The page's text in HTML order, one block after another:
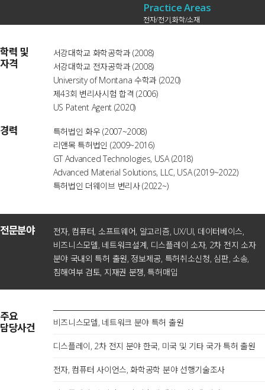
Practice Areas
전자/전기,화학/소재
학력 및
자격
서강대학교 화학공학과 (2008)
서강대학교 전자공학과 (2008)
University of Montana 수학과 (2020)
제43회 변리사시험 합격 (2006)
US Patent Agent (2020)
경력
특허법인 화우 (2007~2008)
리앤목 특허법인 (2009~2016)
GT Advanced Technologies, USA (2018)
Advanced Material Solutions, LLC, USA (2019~2022)
특허법인 더웨이브 변리사 (2022~)
전문분야
전자, 컴퓨터, 소프트웨어, 알고리즘, UX/UI, 데이터베이스,
비즈니스모델, 네트워크설계, 디스플레이 소자, 2차 전지 소자
분야 국내외 특허 출원, 정보제공, 특허취소신청, 심판, 소송,
침해여부 검토, 지재권 분쟁, 특허매입
주요
담당사건
비즈니스모델, 네트워크 분야 특허 출원
디스플레이, 2차 전지 분야 한국, 미국 및 기타 국가 특허 출원
전자, 컴퓨터 사이언스, 화학공학 분야 선행기술조사